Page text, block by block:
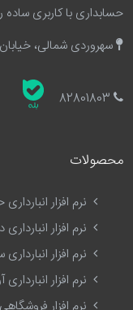
حسابداری با کاربری ساده
سهروردی شمالی،
محصولات
نرم افزار
نرم افزار انبارداری
نرم افزار
نرم افزار